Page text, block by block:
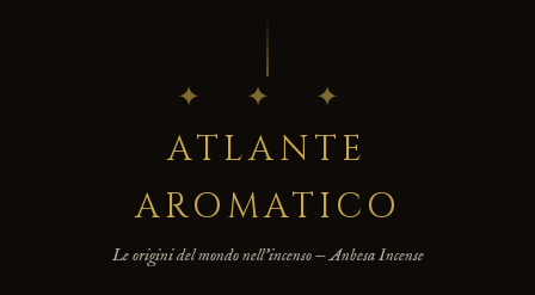
✦ ✦ ✦
ATLANTE
AROMATICO
Le origini del mondo nell'incenso — Anbesa Incense